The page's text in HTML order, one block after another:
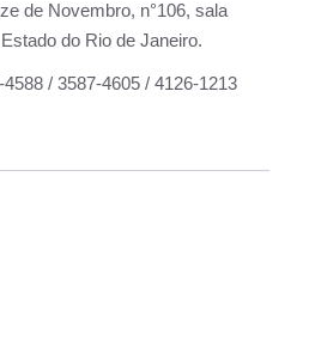
de Novembro, n°106, sala
do Rio de Janeiro.
4588 / 3587-4605 / 4126-1213